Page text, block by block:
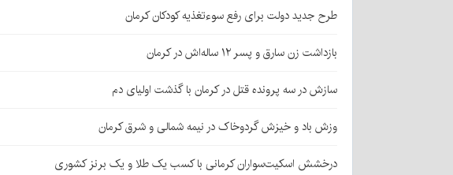
طرح جدید دولت برای رفع سوءتغذیه کودکان کرمان
بازداشت زن سارق و پسر ۱۲ ساله‌اش در کرمان
سازش در سه پرونده قتل در کرمان با گذشت اولیای دم
وزش باد و خیزش گردوخاک در نیمه شمالی و شرق کرمان
درخشش اسکیت‌سواران کرمانی با کسب یک طلا و یک برنز کشوری